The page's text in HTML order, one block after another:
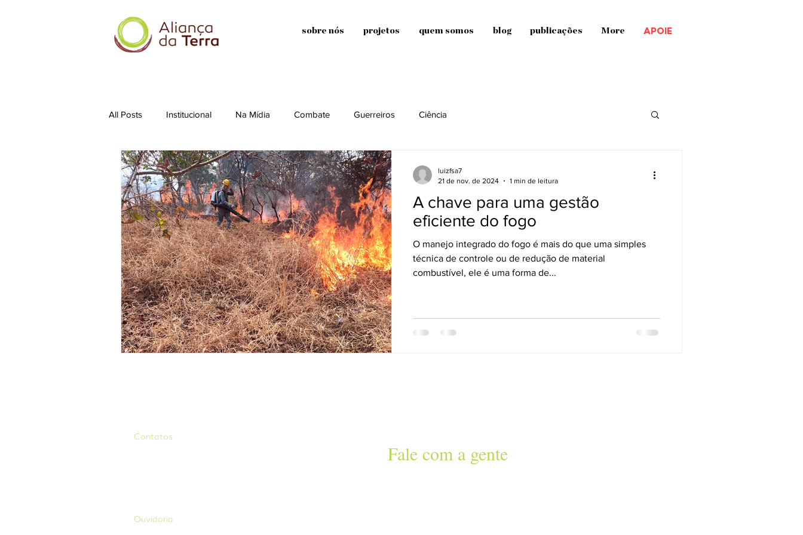
sobre nós projetos quem somos blog publicações More APOIE
All Posts Institucional Na Mídia Combate Guerreiros Ciência
A chave para uma gestão
eficiente do fogo
O manejo integrado do fogo é mais do que uma simples
técnica de controle ou de redução de material
combustível, ele é uma forma de...
luizfsa7
21 de nov. de 2024
1 min de leitura
Contatos
Ouvidoria
Fale com a gente